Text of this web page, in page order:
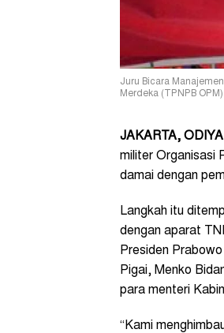
Juru Bicara
Merdeka (TPNPB
JAKARTA,
militer Organisasi
damai dengan
Langkah itu
dengan aparat
Presiden
Pigai, Menko
para menteri
“Kami